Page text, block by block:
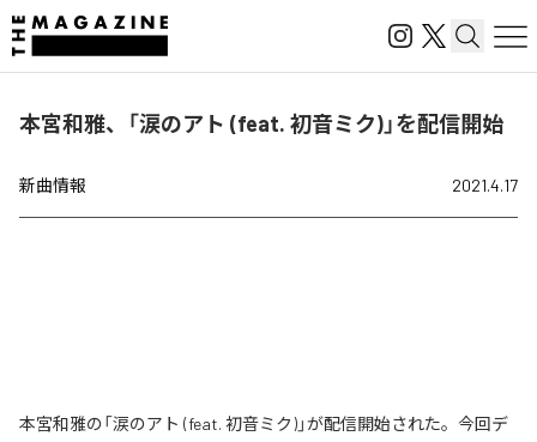
本宮和雅、「涙のアト (feat. 初音ミク)」を配信開始
新曲情報 2021.4.17
本宮和雅の「涙のアト (feat. 初音ミク)」が配信開始された。今回デ